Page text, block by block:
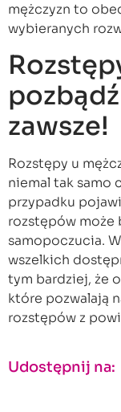
mężczyzn to
wybieranych
zawsze!
Rozstępy u
niemal tak samo
przypadku
rozstępów może
samopoczucia.
wszelkich
tym bardziej, że
które pozwalają
rozstępów z
Udostępnij na: